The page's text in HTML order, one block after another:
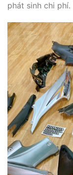
phát sinh chi